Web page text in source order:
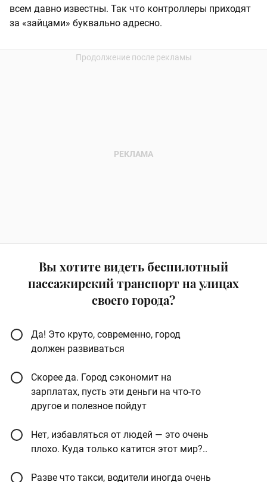
всем давно известны. Так что контроллеры приходят
за «зайцами» буквально адресно.
Вы хотите видеть беспилотный
пассажирский транспорт на улицах
своего города?
Да! Это круто, современно, город
должен развиваться
Скорее да. Город сэкономит на
зарплатах, пусть эти деньги на что-то
другое и полезное пойдут
Нет, избавляться от людей — это очень
плохо. Куда только катится этот мир?..
Разве что такси, водители иногда очень